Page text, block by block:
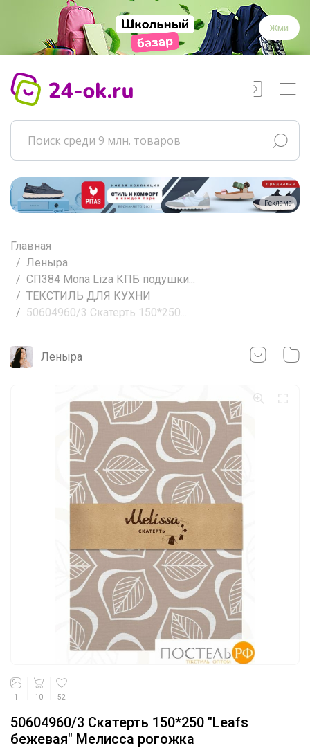
Жми
Реклама
Главная
Леныра
СП384 Mona Liza КПБ подушки...
ТЕКСТИЛЬ ДЛЯ КУХНИ
50604960/3 Скатерть 150*250...
Леныра
1 10 52
50604960/3 Скатерть 150*250 "Leafs
бежевая" Мелисса рогожка